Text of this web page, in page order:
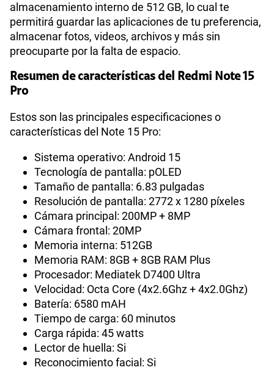
almacenamiento interno de 512 GB, lo cual te
permitirá guardar las aplicaciones de tu preferencia,
almacenar fotos, videos, archivos y más sin
preocuparte por la falta de espacio.
Resumen de características del Redmi Note 15
Pro
Estos son las principales especificaciones o
características del Note 15 Pro:
Sistema operativo: Android 15
Tecnología de pantalla: pOLED
Tamaño de pantalla: 6.83 pulgadas
Resolución de pantalla: 2772 x 1280 píxeles
Cámara principal: 200MP + 8MP
Cámara frontal: 20MP
Memoria interna: 512GB
Memoria RAM: 8GB + 8GB RAM Plus
Procesador: Mediatek D7400 Ultra
Velocidad: Octa Core (4x2.6Ghz + 4x2.0Ghz)
Batería: 6580 mAH
Tiempo de carga: 60 minutos
Carga rápida: 45 watts
Lector de huella: Si
Reconocimiento facial: Si